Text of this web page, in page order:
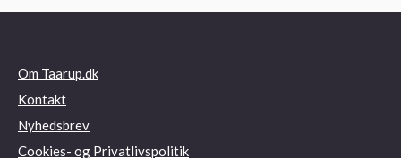
Om Taarup.dk
Kontakt
Nyhedsbrev
Cookies- og Privatlivspolitik